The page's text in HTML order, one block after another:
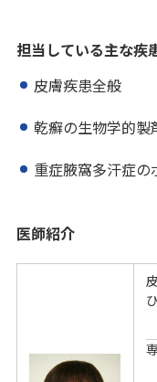
担当している主な疾
皮膚疾患全般
乾癬の生物学的製
重症腋窩多汗症
医師紹介